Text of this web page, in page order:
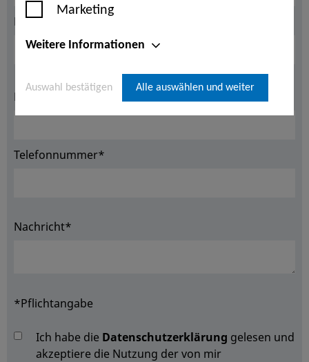
Marketing
Weitere Informationen
Auswahl bestätigen Alle auswählen und weiter
Nachname*
E-Mail Adresse*
Telefonnummer*
Nachricht*
*Pflichtangabe
Ich habe die Datenschutzerklärung gelesen und
akzeptiere die Nutzung der von mir